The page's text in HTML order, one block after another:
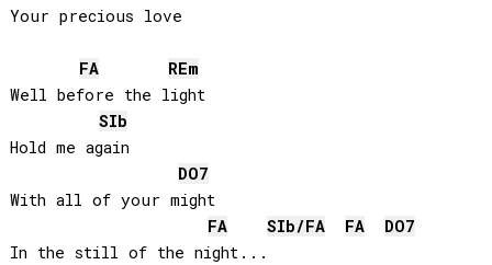
Your precious love
FA REm
Well before the light
SIb
Hold me again
DO7
With all of your might
FA
SIb/FA FA DO7
In the still of the night...